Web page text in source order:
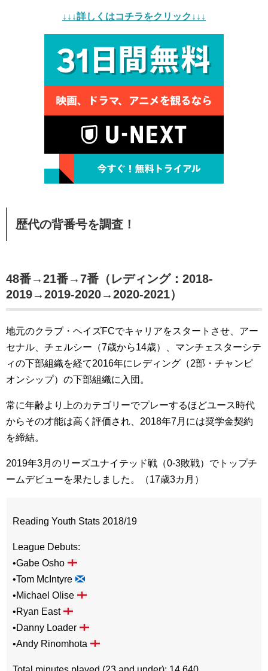
↓↓↓詳しくはコチラをクリック↓↓↓
歴代の背番号を調査！
48番→21番→7番（レディング：2018-
2019→2019-2020→2020-2021）
地元のクラブ・ヘイズFCでキャリアをスタートさせ、アー
セナル、チェルシー（7歳から14歳）、マンチェスターシテ
ィの下部組織を経て2016年にレディング（2部・チャンピ
オンシップ）の下部組織に入団。
常に年齢より上のカテゴリーでプレーするほどユース時代
からその才能は高く評価され、2018年7月には奨学金契約
を締結。
2019年3月のリーズユナイテッド戦（0-3敗戦）でトップチ
ームデビューを果たしました。（17歳3カ月）
Reading Youth Stats 2018/19
League Debuts:
•Gabe Osho
•Tom McIntyre
•Michael Olise
•Ryan East
•Danny Loader
•Andy Rinomhota